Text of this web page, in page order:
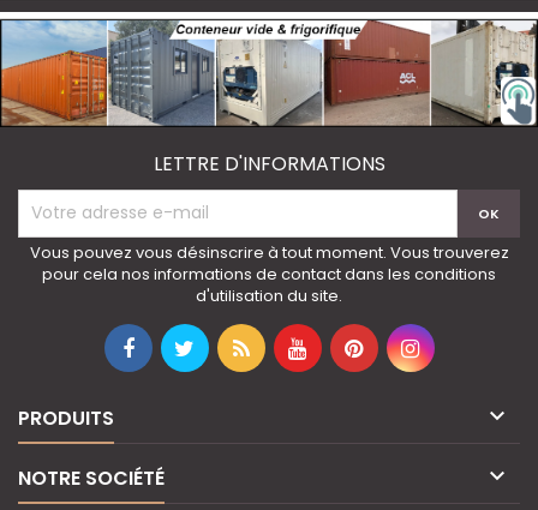
LETTRE D'INFORMATIONS
Vous pouvez vous désinscrire à tout moment. Vous trouverez
pour cela nos informations de contact dans les conditions
d'utilisation du site.
PRODUITS 
NOTRE SOCIÉTÉ 